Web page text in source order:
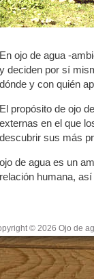
En ojo de agua -
y deciden por sí
dónde y con quién
El propósito de ojo
externas en el que
descubrir sus más
ojo de agua es un
relación humana,
© 2026 Ojo de